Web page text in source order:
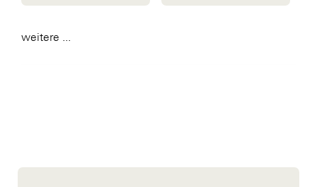
weitere ...